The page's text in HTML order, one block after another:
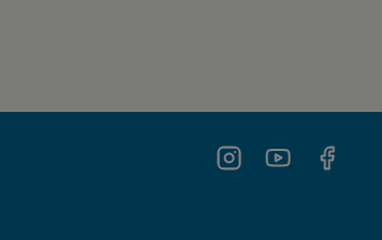
InstagramYoutubeFacebook